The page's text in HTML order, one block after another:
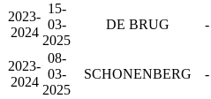
2023-
2024
15-
03-
2025
DE BRUG -
2023-
2024
08-
03-
2025
SCHONENBERG -